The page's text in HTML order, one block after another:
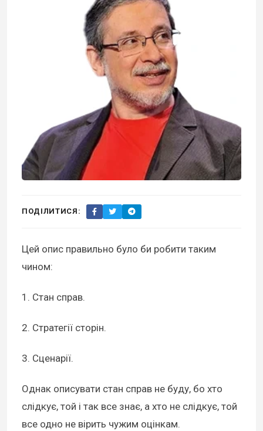
ПОДІЛИТИСЯ:
Цей опис правильно було би робити таким
чином:
1. Стан справ.
2. Стратегії сторін.
3. Сценарії.
Однак описувати стан справ не буду, бо хто
слідкує, той і так все знає, а хто не слідкує, той
все одно не вірить чужим оцінкам.